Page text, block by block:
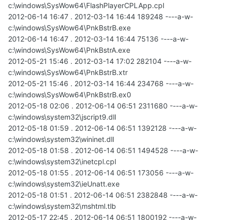
c:\windows\SysWow64\FlashPlayerCPLApp.cpl
2012-06-14 16:47 . 2012-03-14 16:44 189248 ----a-w-
c:\windows\SysWow64\PnkBstrB.exe
2012-06-14 16:47 . 2012-03-14 16:44 75136 ----a-w-
c:\windows\SysWow64\PnkBstrA.exe
2012-05-21 15:46 . 2012-03-14 17:02 282104 ----a-w-
c:\windows\SysWow64\PnkBstrB.xtr
2012-05-21 15:46 . 2012-03-14 16:44 234768 ----a-w-
c:\windows\SysWow64\PnkBstrB.ex0
2012-05-18 02:06 . 2012-06-14 06:51 2311680 ----a-w-
c:\windows\system32\jscript9.dll
2012-05-18 01:59 . 2012-06-14 06:51 1392128 ----a-w-
c:\windows\system32\wininet.dll
2012-05-18 01:58 . 2012-06-14 06:51 1494528 ----a-w-
c:\windows\system32\inetcpl.cpl
2012-05-18 01:55 . 2012-06-14 06:51 173056 ----a-w-
c:\windows\system32\ieUnatt.exe
2012-05-18 01:51 . 2012-06-14 06:51 2382848 ----a-w-
c:\windows\system32\mshtml.tlb
2012-05-17 22:45 . 2012-06-14 06:51 1800192 ----a-w-